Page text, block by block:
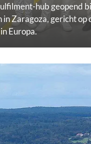
hub geopend
in Zaragoza, gericht op
Europa.